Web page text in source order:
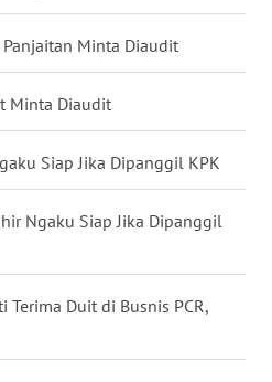
Panjaitan Minta Diaudit
Minta Diaudit
Siap Jika Dipanggil KPK
Ngaku Siap Jika Dipanggil
Duit di Busnis PCR,